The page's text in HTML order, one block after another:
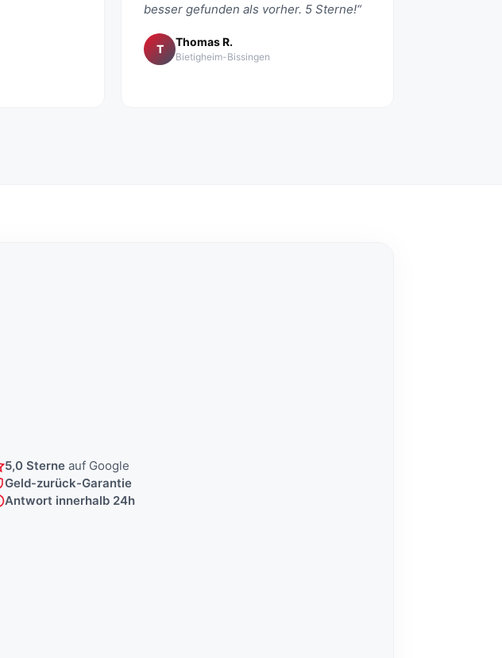
besser gefunden als vorher. 5 Sterne!“
T
Thomas R.
Bietigheim-Bissingen
5,0 Sterne auf Google
Geld-zurück-Garantie
Antwort innerhalb 24h